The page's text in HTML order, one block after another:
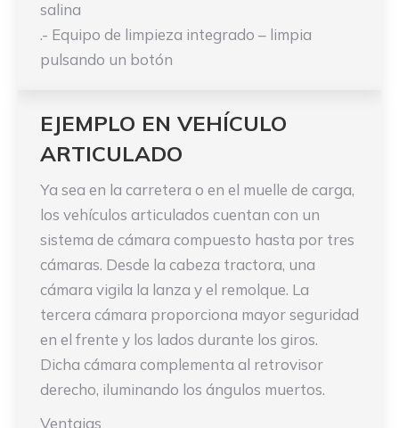
salina
.- Equipo de limpieza integrado – limpia
pulsando un botón
EJEMPLO EN VEHÍCULO
ARTICULADO
Ya sea en la carretera o en el muelle de carga,
los vehículos articulados cuentan con un
sistema de cámara compuesto hasta por tres
cámaras. Desde la cabeza tractora, una
cámara vigila la lanza y el remolque. La
tercera cámara proporciona mayor seguridad
en el frente y los lados durante los giros.
Dicha cámara complementa al retrovisor
derecho, iluminando los ángulos muertos.
Ventajas